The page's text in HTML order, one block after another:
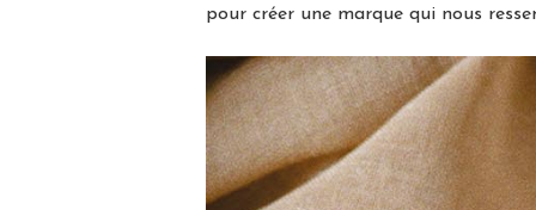
pour créer une marque qui nous